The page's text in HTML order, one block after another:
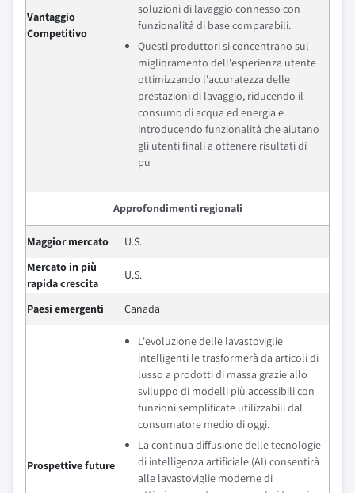
Vantaggio
Competitivo
soluzioni di lavaggio connesso con
funzionalità di base comparabili.
Questi produttori si concentrano sul
miglioramento dell'esperienza utente
ottimizzando l'accuratezza delle
prestazioni di lavaggio, riducendo il
consumo di acqua ed energia e
introducendo funzionalità che aiutano
gli utenti finali a ottenere risultati di
pu
Approfondimenti regionali
Maggior mercato
U.S.
Mercato in più
rapida crescita
U.S.
Paesi emergenti Canada
Prospettive future
L'evoluzione delle lavastoviglie
intelligenti le trasformerà da articoli di
lusso a prodotti di massa grazie allo
sviluppo di modelli più accessibili con
funzioni semplificate utilizzabili dal
consumatore medio di oggi.
La continua diffusione delle tecnologie
di intelligenza artificiale (AI) consentirà
alle lavastoviglie moderne di